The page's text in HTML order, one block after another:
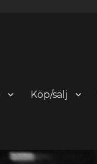
Köp/sälj